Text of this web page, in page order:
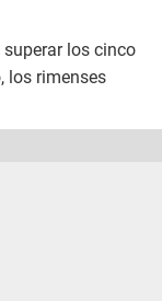
superar los cinco
los rimenses